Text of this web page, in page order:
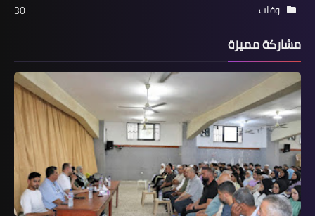
أخبار البص
"بـركـة" يستقبل اللواء "الـمـقـدح" ويبحث
معه الأوضاع في المخيمات الفلسطينية
وفات
30
مشاركة مميزة